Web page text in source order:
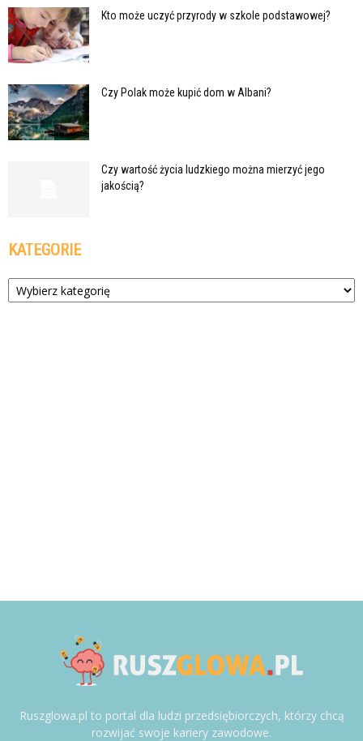
Kto może uczyć przyrody w szkole podstawowej?
Czy Polak może kupić dom w Albani?
Czy wartość życia ludzkiego można mierzyć jego
jakością?
KATEGORIE
Kategorie
Ruszglowa.pl to portal dla ludzi przedsiębiorczych, którzy chcą
rozwijać swoje kariery zawodowe.